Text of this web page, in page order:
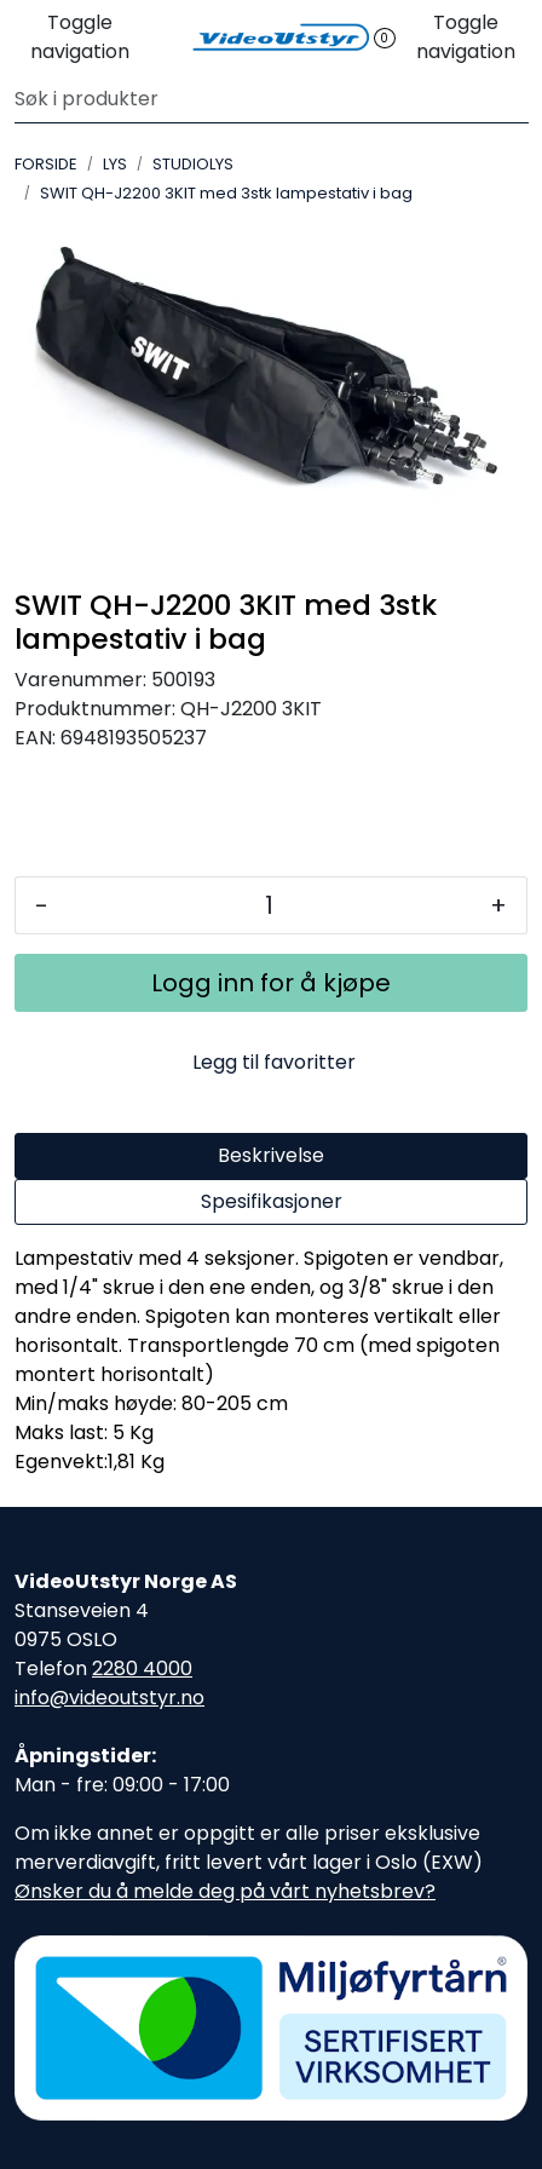
Skip to main content
Toggle
navigation
0
Toggle
navigation
FORSIDE LYS
STUDIOLYS
SWIT QH-J2200 3KIT med 3stk lampestativ i bag
SWIT QH-J2200 3KIT med 3stk
lampestativ i bag
Varenummer: 500193
Produktnummer: QH-J2200 3KIT
EAN: 6948193505237
- +
Logg inn for å kjøpe
Legg til favoritter
Beskrivelse
Spesifikasjoner
Lampestativ med 4 seksjoner. Spigoten er vendbar,
med 1/4" skrue i den ene enden, og 3/8" skrue i den
andre enden. Spigoten kan monteres vertikalt eller
horisontalt. Transportlengde 70 cm (med spigoten
montert horisontalt)
Min/maks høyde: 80-205 cm
Maks last: 5 Kg
Egenvekt:1,81 Kg
VideoUtstyr Norge AS
Stanseveien 4
0975 OSLO
Telefon2280 4000
info@videoutstyr.no
Åpningstider:
Man - fre: 09:00 - 17:00
Om ikke annet er oppgitt er alle priser eksklusive
merverdiavgift, fritt levert vårt lager i Oslo (EXW)
Ønsker du å melde deg på vårt nyhetsbrev?
VIDEO
LYD
TILBEHØR
VAREMERKER